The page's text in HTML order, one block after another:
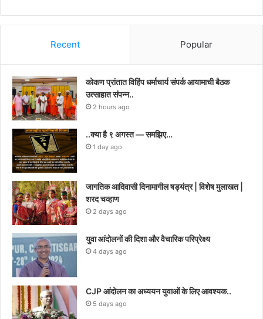
Recent Popular
कोकण प्रांतात विहिंप धर्माचार्य संपर्क आयामाची बैठक
उत्साहात संपन्न..
2 hours ago
..क्या है ९ अगस्त — समझिए…
1 day ago
जागतिक आदिवासी दिनामागील षड्यंत्र | विशेष मुलाखत |
शरद चव्हाण
2 days ago
युवा आंदोलनों की दिशा और वैचारिक परिप्रेक्ष्य
4 days ago
CJP आंदोलन का अध्ययन युवाओं के लिए आवश्यक..
5 days ago